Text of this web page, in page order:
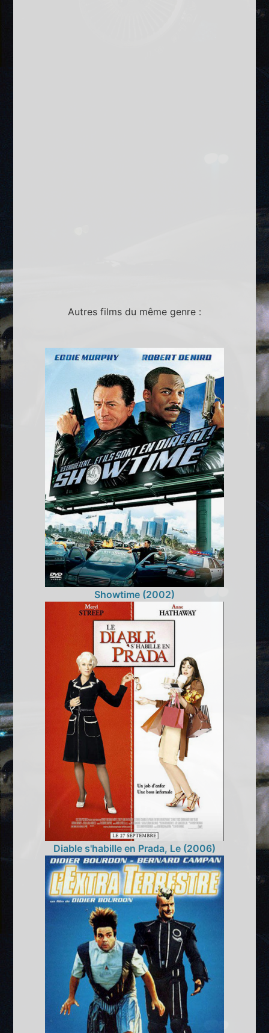
Autres films du même genre :
Showtime (2002)
Diable s'habille en Prada, Le (2006)